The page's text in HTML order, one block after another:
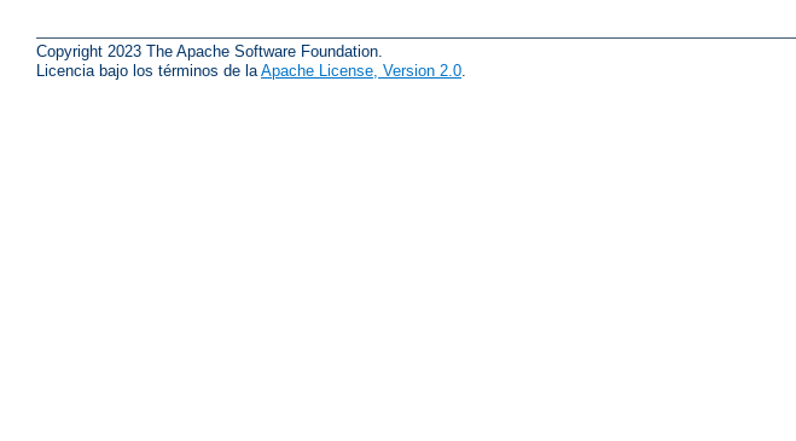
Copyright 2023 The Apache Software Foundation.
Licencia bajo los términos de la Apache License, Version 2.0